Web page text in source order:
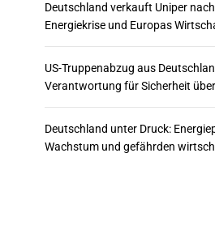
Deutschland verkauft Uniper
Energiekrise und Europas
US-Truppenabzug aus
Verantwortung für Sicherheit
Deutschland unter Druck:
Wachstum und gefährden